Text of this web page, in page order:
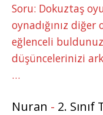
Soru: Dokuztaş
oynadığınız
eğlenceli
düşüncelerinizi
…
Nuran - 2.